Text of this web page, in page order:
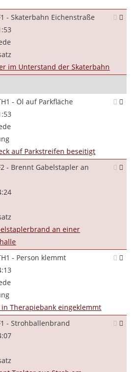
- Skaterbahn Eichenstraße
im Unterstand der Skaterbahn
- Öl auf Parkfläche
auf Parkstreifen beseitigt
- Brennt Gabelstapler an
an einer
- Person klemmt
in Therapiebank eingeklemmt
- Strohballenbrand